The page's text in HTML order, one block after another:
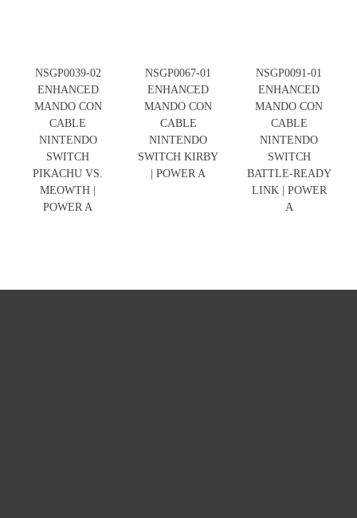
NSGP0039-02
ENHANCED
MANDO CON
CABLE
NINTENDO
SWITCH
PIKACHU VS.
MEOWTH |
POWER A
NSGP0067-01
ENHANCED
MANDO CON
CABLE
NINTENDO
SWITCH KIRBY
| POWER A
NSGP0091-01
ENHANCED
MANDO CON
CABLE
NINTENDO
SWITCH
BATTLE-READY
LINK | POWER
A